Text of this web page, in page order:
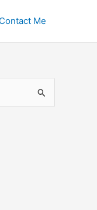
Contact Me